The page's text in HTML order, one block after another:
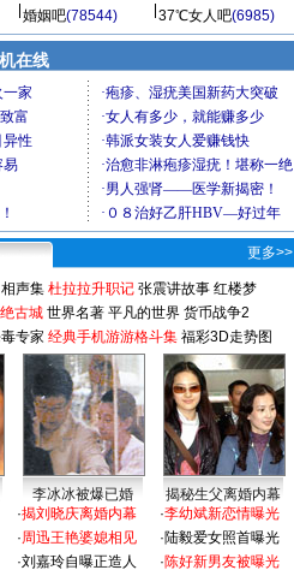
婚姻吧(78544) 37℃女人吧(6985)
在线
更多>>
声集 杜拉拉升职记 张震讲故事 红楼梦
古城 世界名著 平凡的世界 货币战争2
专家 经典手机游游格斗集 福彩3D走势图
李冰冰被爆已婚
揭秘生父离婚内幕
·揭刘晓庆离婚内幕
·周迅王艳婆媳相见
·刘嘉玲自曝正造人
·李幼斌新恋情曝光
·陆毅爱女照首曝光
·陈好新男友被曝光